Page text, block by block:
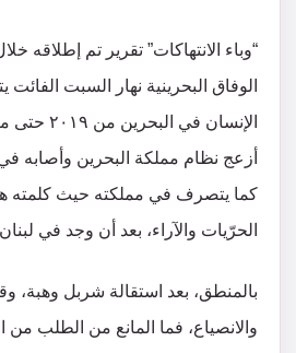
“وباء الانتهاكات” تقرير تم إطلاقه
الوفاق البحرينية نهار السبت
أزعج نظام مملكة البحرين وأصابه
كما يتصرف في مملكته حيث كلمته
الحرّيات والآراء، بعد أن وجد في
بالمنطق، بعد استقالة شربل وهبة،
والانصياع، فما المانع من الطلب من